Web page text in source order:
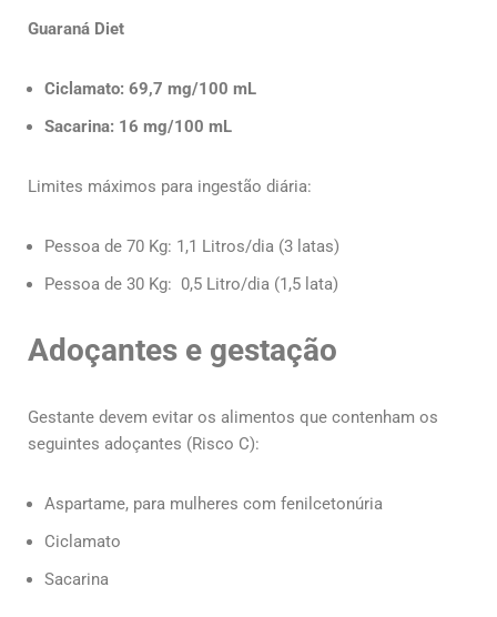
Guaraná Diet
Ciclamato: 69,7 mg/100 mL
Sacarina: 16 mg/100 mL
Limites máximos para ingestão diária:
Pessoa de 70 Kg: 1,1 Litros/dia (3 latas)
Pessoa de 30 Kg: 0,5 Litro/dia (1,5 lata)
Adoçantes e gestação
Gestante devem evitar os alimentos que contenham os
seguintes adoçantes (Risco C):
Aspartame, para mulheres com fenilcetonúria
Ciclamato
Sacarina